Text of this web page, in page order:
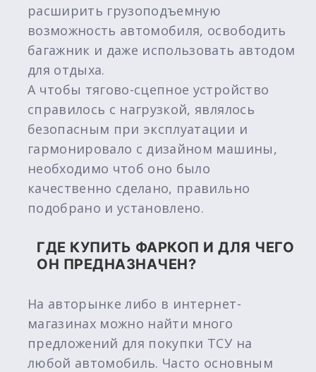
расширить грузоподъемную
возможность автомобиля, освободить
багажник и даже использовать автодом
для отдыха.
А чтобы тягово-сцепное устройство
справилось с нагрузкой, являлось
безопасным при эксплуатации и
гармонировало с дизайном машины,
необходимо чтоб оно было
качественно сделано, правильно
подобрано и установлено.
ГДЕ КУПИТЬ ФАРКОП И ДЛЯ ЧЕГО
ОН ПРЕДНАЗНАЧЕН?
На авторынке либо в интернет-
магазинах можно найти много
предложений для покупки ТСУ на
любой автомобиль. Часто основным